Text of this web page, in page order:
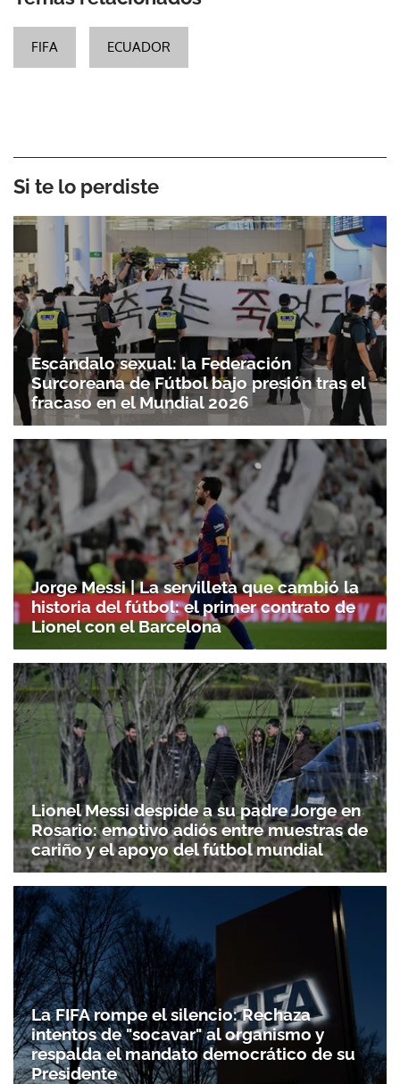
Gracias por suscribirte a nuestro boletín.
FIFA ECUADOR
Si te lo perdiste
Escándalo sexual: la Federación
Surcoreana de Fútbol bajo presión tras el
fracaso en el Mundial 2026
Jorge Messi | La servilleta que cambió la
historia del fútbol: el primer contrato de
Lionel con el Barcelona
Lionel Messi despide a su padre Jorge en
Rosario: emotivo adiós entre muestras de
cariño y el apoyo del fútbol mundial
La FIFA rompe el silencio: Rechaza
intentos de "socavar" al organismo y
respalda el mandato democrático de su
Presidente